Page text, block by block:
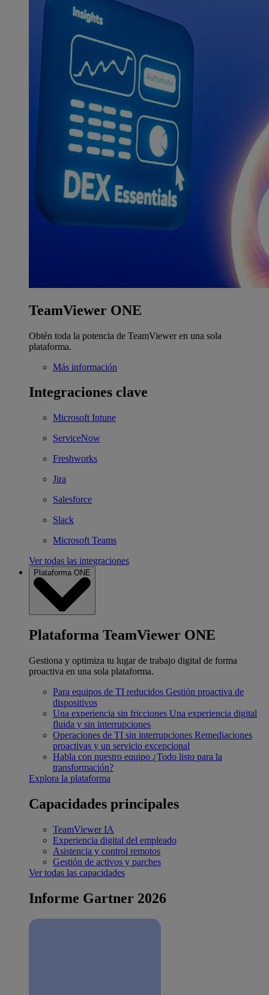
TeamViewer ONE
Obtén toda la potencia de TeamViewer en una sola
plataforma.
Más información
Integraciones clave
Microsoft Intune
ServiceNow
Freshworks
Jira
Salesforce
Slack
Microsoft Teams
Ver todas las integraciones
Plataforma ONE
Plataforma TeamViewer ONE
Gestiona y optimiza tu lugar de trabajo digital de forma
proactiva en una sola plataforma.
Para equipos de TI reducidos Gestión proactiva de
dispositivos
Una experiencia sin fricciones Una experiencia digital
fluida y sin interrupciones
Operaciones de TI sin interrupciones Remediaciones
proactivas y un servicio excepcional
Habla con nuestro equipo ¿Todo listo para la
transformación?
Explora la plataforma
Capacidades principales
TeamViewer IA
Experiencia digital del empleado
Asistencia y control remotos
Gestión de activos y parches
Ver todas las capacidades
Informe Gartner 2026